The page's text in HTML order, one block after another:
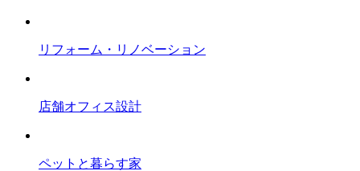
リフォーム・リノベーション
店舗オフィス設計
ペットと暮らす家